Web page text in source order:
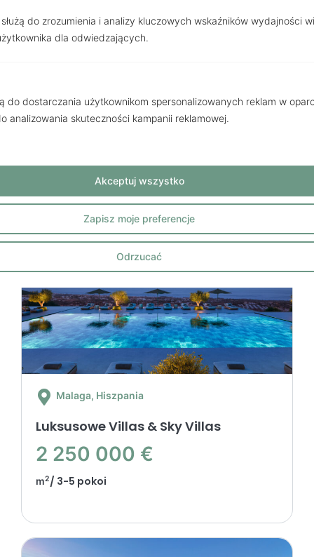
do zrozumienia i analizy kluczowych wskaźników wydajności
dla odwiedzających.
do dostarczania użytkownikom spersonalizowanych reklam w
analizowania skuteczności kampanii reklamowej.
Odrzucać
Zapisz moje preferencje
Akceptuj wszystko
Zobacz inne
Malaga, Hiszpania
Luksusowe Villas & Sky Villas
2 250 000 €
m2/ 3-5 pokoi
Strona
Strona
StronaStrona